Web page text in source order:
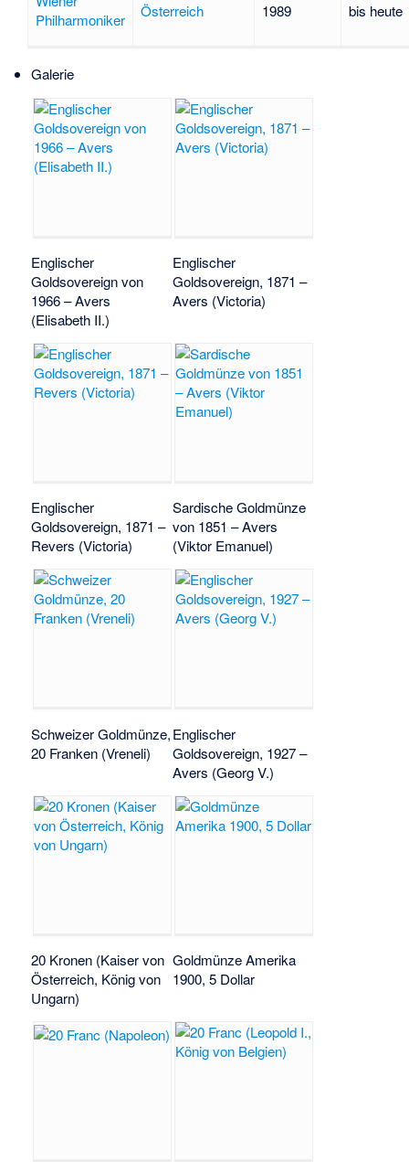
Philharmoniker
Österreich 1989 bis heute
Galerie
Englischer
Goldsovereign von
1966 – Avers
(Elisabeth II.)
Englischer
Goldsovereign, 1871 –
Avers (Victoria)
Englischer
Goldsovereign, 1871 –
Revers (Victoria)
Sardische Goldmünze
von 1851 – Avers
(Viktor Emanuel)
Schweizer Goldmünze,
20 Franken (Vreneli)
Englischer
Goldsovereign, 1927 –
Avers (Georg V.)
20 Kronen (Kaiser von
Österreich, König von
Ungarn)
Goldmünze Amerika
1900, 5 Dollar